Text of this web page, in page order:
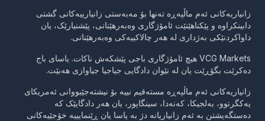
زانیاریەکانی ئەم ماڵپەڕە تەنها بۆ مەبەستی زانیارییەکانی گشتی
دابینکراوە و پێکناهێنێت ئامۆژگاری وەبەرهێنانی، پێشنیارێک، یان
داواکردنێکی بەژداری لە هەر چالاکییەکی وەبەرهێنانی.
VCG Markets هیچ ئامۆژگاری باجی پێشکەش ناکات. یاسای باج
دەکرێت بگۆڕێت یان لە نێوان دادگایی جیاجیا جیاوازی هەبێت.
زانیاریەکانی ئەم ماڵپەڕە مستەقیم نییە بۆ نیشتەجێبووانی ئەمریکای
یەکگرتوو، بەلجیکا، کەنەدا، سینگاپور، یان هەر دادگایێک کە
دەستگەیشتن بە ئەم زانیاریانە دژ بە یاسا یان ڕێنمایییە خۆجێیەکانی